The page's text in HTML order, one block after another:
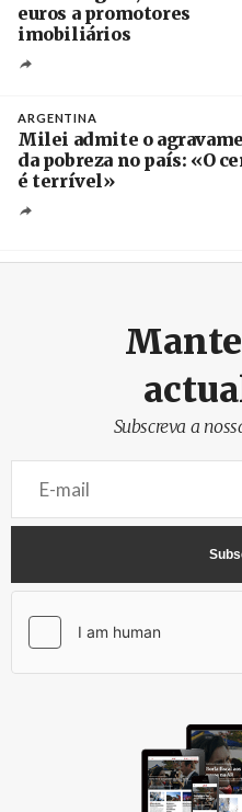
euros a promotores
imobiliários
ARGENTINA
Milei admite o
da pobreza no país: «O
é terrível»
Subscreva a